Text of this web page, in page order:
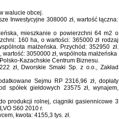
walucie obcej.
Inwestycyjne 308000 zł, wartość łączna:
mieszkanie o powierzchni 64 m2 o
160 ha, o wartości: 365000 zł rodzaj
małżeńska. Przychód: 352950 zł.
3050000 zł, wspólnota małżeńska
Kazachskie Centrum Biznesu.
zł, Dworskie Smaki Sp. z o.o., Zakład
Sejmu RP 2316,96 zł, dopłaty
spółek giełdowych 23575 zł, wynajem,
produkcji rolnej, ciągniki gasiennicowe 3
S60 2010 r.
kwota: 4155,3 tys. zł.